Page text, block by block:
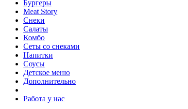
Бургеры
Meat Story
Снеки
Салаты
Комбо
Сеты со снеками
Напитки
Соусы
Детское меню
Дополнительно
Работа у нас